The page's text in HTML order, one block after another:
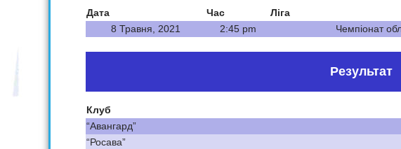
Дата Час Ліга
8 Травня, 2021
2:45 pm Чемпіонат
Результат
Клуб
“Авангард”
“Росава”